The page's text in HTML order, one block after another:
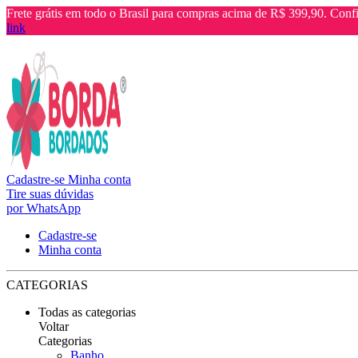
Frete grátis em todo o Brasil para compras acima de R$ 399,90.
link
Cadastre-se Minha conta
Tire suas dúvidas
por WhatsApp
Cadastre-se
Minha conta
CATEGORIAS
Todas as categorias
Voltar
Categorias
Banho